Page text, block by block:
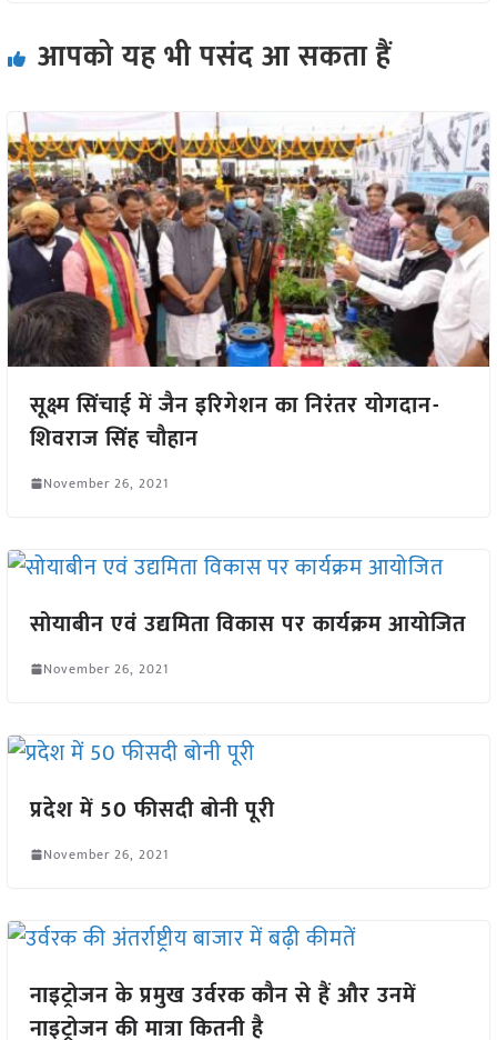
आपको यह भी पसंद आ सकता हैं
सूक्ष्म सिंचाई में जैन इरिगेशन का निरंतर योगदान-
शिवराज सिंह चौहान
November 26, 2021
सोयाबीन एवं उद्यमिता विकास पर कार्यक्रम आयोजित
November 26, 2021
प्रदेश में 50 फीसदी बोनी पूरी
November 26, 2021
नाइट्रोजन के प्रमुख उर्वरक कौन से हैं और उनमें
नाइट्रोजन की मात्रा कितनी है